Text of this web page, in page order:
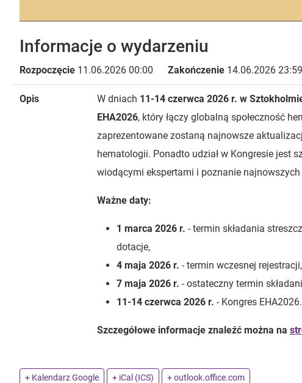
Informacje o wydarzeniu
Rozpoczęcie 11.06.2026 00:00 Zakończenie 14.06.2026 23:59
Opis W dniach 11-14 czerwca 2026 r. w
EHA2026, który łączy globalną społeczność
zaprezentowane zostaną najnowsze
hematologii. Ponadto udział w Kongresie jest
wiodącymi ekspertami i poznanie
Ważne daty:
1 marca 2026 r. - termin składania
dotacje,
4 maja 2026 r. - termin wczesnej rejestracji,
7 maja 2026 r. - ostateczny termin
11-14 czerwca 2026 r. - Kongres EHA2026.
Szczegółowe informacje znaleźć można na
+ Kalendarz Google + iCal (ICS) + outlook.office.com